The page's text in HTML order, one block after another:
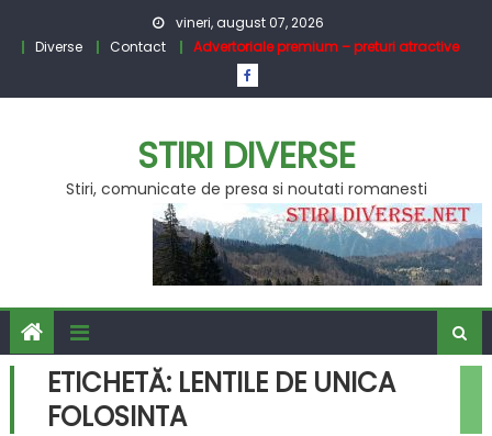
vineri, august 07, 2026
Diverse
Contact Advertoriale premium – preturi atractive
STIRI DIVERSE
Stiri, comunicate de presa si noutati romanesti
ETICHETĂ: LENTILE DE UNICA
FOLOSINTA